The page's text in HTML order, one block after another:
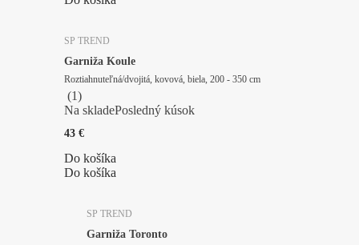
SP TREND
Garniža Koule
Roztiahnuteľná/dvojitá, kovová, biela, 200 - 350 cm
(1)
Na skladePosledný kúsok
43 €
Do košíka
Do košíka
SP TREND
Garniža Toronto